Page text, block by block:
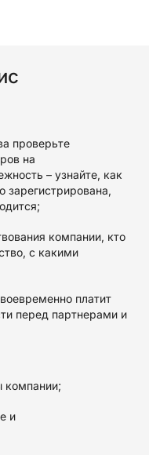
проверьте
на
– узнайте, как
зарегистрирована,
компании, кто
с какими
платит
перед партнерами и
компании;
и